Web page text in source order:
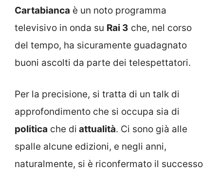
Cartabianca è un noto programma
televisivo in onda su Rai 3 che, nel corso
del tempo, ha sicuramente guadagnato
buoni ascolti da parte dei telespettatori.
Per la precisione, si tratta di un talk di
approfondimento che si occupa sia di
politica che di attualità. Ci sono già alle
spalle alcune edizioni, e negli anni,
naturalmente, si è riconfermato il successo